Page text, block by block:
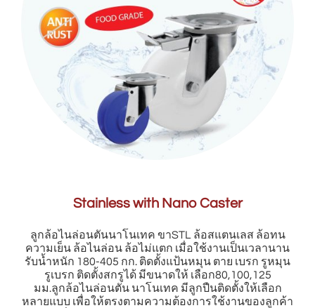
Stainless with Nano Caster
ลูกล้อไนล่อนตันนาโนเทค ขาSTL ล้อสแตนเลส ล้อทน
ความเย็น ล้อไนล่อน ล้อไม่แตก เมื่อใช้งานเป็นเวลานาน
รับน้ำหนัก 180-405 กก. ติดตั้งแป้นหมุน ตาย เบรก รูหมุน
รูเบรก ติดตั้งสกรูได้ มีขนาดให้ เลือก80,100,125
มม.ลูกล้อไนล่อนตัน นาโนเทค มีลูกปืนติดตั้งให้เลือก
หลายแบบ เพื่อให้ตรงตามความต้องการใช้งานของลูกค้า